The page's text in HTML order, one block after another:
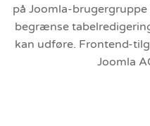
på Joomla-
begrænse
kan udføre. Frontend-
Joomla